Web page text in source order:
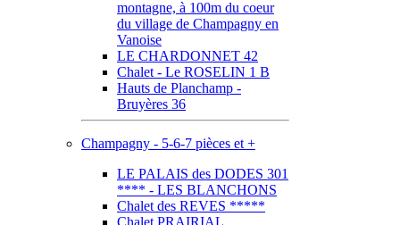
montagne, à 100m du coeur
du village de Champagny en
Vanoise
LE CHARDONNET 42
Chalet - Le ROSELIN 1 B
Hauts de Planchamp -
Bruyères 36
Champagny - 5-6-7 pièces et +
LE PALAIS des DODES 301
**** - LES BLANCHONS
Chalet des REVES *****
Chalet PRAIRIAL